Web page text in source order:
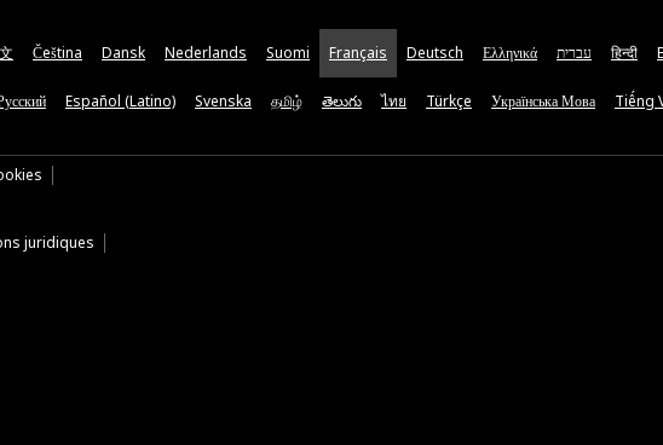
Čeština Dansk Nederlands Suomi Français Deutsch Ελληνικά עברית हिन्दी
Español (Latino) Svenska தமிழ் తెలుగు ไทย Türkçe Українська Мова Tiếng
juridiques